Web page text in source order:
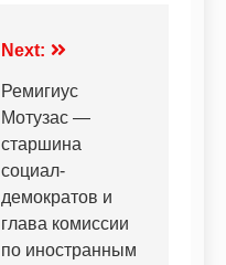
Next:
Ремигиус
Мотузас —
старшина
социал-
демократов и
глава комиссии
по иностранным